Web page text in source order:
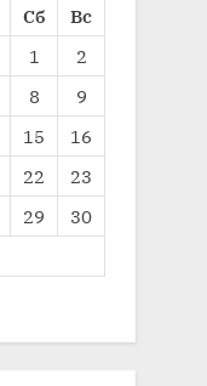
Сб
Вс
1
2
8
9
15
16
22
23
29
30